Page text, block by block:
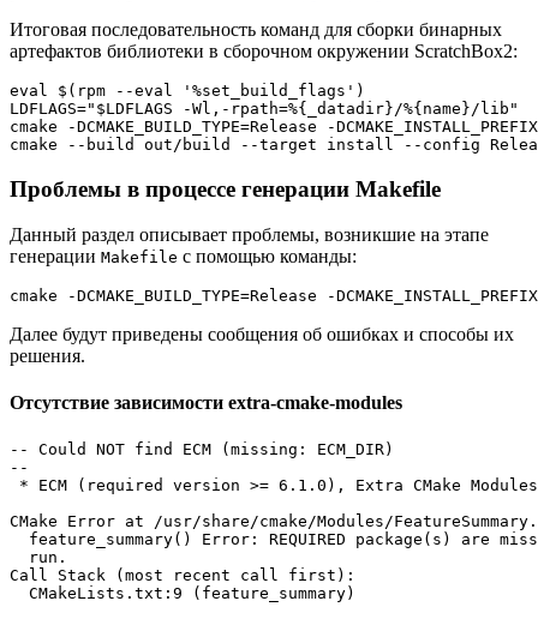
Итоговая последовательность команд для сборки бинарных
артефактов библиотеки в сборочном окружении ScratchBox2:
eval $(rpm --eval '%set_build_flags' )
LDFLAGS=" $LDFLAGS -Wl,-rpath=%{_datadir}/%{name}/lib"
cmake -DCMAKE_BUILD_TYPE=Release -
cmake --build out/build --target install --config
Проблемы в процессе генерации Makefile
Данный раздел описывает проблемы, возникшие на этапе
генерации Makefile с помощью команды:
cmake -DCMAKE_BUILD_TYPE=Release -
Далее будут приведены сообщения об ошибках и способы их
решения.
Отсутствие зависимости extra-cmake-modules
-- Could NOT find ECM (missing: ECM_DIR)
--
* ECM (required version >= 6.1.0), Extra CMake
CMake Error at /usr/share/cmake/Modules/
feature_summary() Error: REQUIRED package(s) are
  run.
Call Stack (most recent call first):